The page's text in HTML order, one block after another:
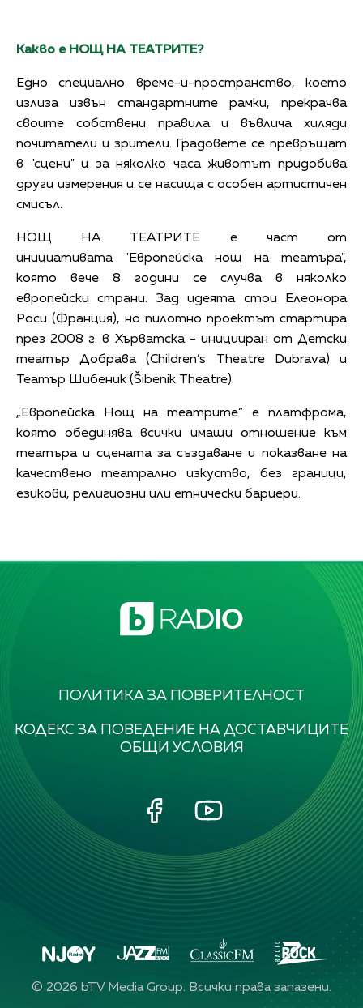
Какво е НОЩ НА ТЕАТРИТЕ?
Едно специално време-и-пространство, което
излиза извън стандартните рамки, прекрачва
своите собствени правила и въвлича хиляди
почитатели и зрители. Градовете се превръщат
в "сцени" и за няколко часа животът придобива
други измерения и се насища с особен артистичен
смисъл.
НОЩ НА ТЕАТРИТЕ е част от
инициативата "Европейска нощ на театъра",
която вече 8 години се случва в няколко
европейски страни. Зад идеята стои Елеонора
Роси (Франция), но пилотно проектът стартира
през 2008 г. в Хърватска - иницииран от Детски
театър Добрава (Children’s Theatre Dubrava) и
Театър Шибеник (Šibenik Theatre).
„Европейска Нощ на театрите“ е платфрома,
която обединява всички имащи отношение към
театъра и сцената за създаване и показване на
качествено театрално изкуство, без граници,
езикови, религиозни или етнически бариери.
ПОЛИТИКА ЗА ПОВЕРИТЕЛНОСТ
КОДЕКС ЗА ПОВЕДЕНИЕ НА ДОСТАВЧИЦИТЕ
ОБЩИ УСЛОВИЯ
© 2026 bTV Media Group. Всички права запазени.